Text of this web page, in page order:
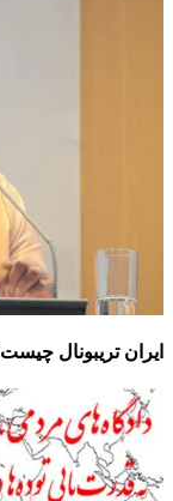
ایران تریبونال